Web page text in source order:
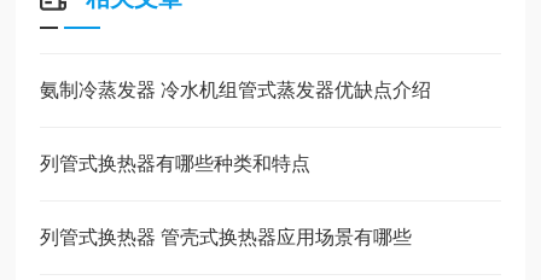
氨制冷蒸发器 冷水机组管式蒸发器优缺点介绍
列管式换热器有哪些种类和特点
列管式换热器 管壳式换热器应用场景有哪些